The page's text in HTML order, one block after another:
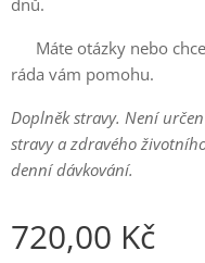
📩 Máte otázky nebo
ráda vám pomohu.
Doplněk stravy. Není
stravy a zdravého
denní dávkování.
720,00 Kč